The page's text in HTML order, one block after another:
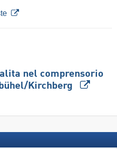
nel comprensorio
​Kirchberg